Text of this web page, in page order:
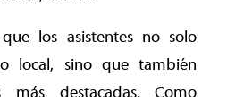
los asistentes no solo
local, sino que también
más destacadas. Como